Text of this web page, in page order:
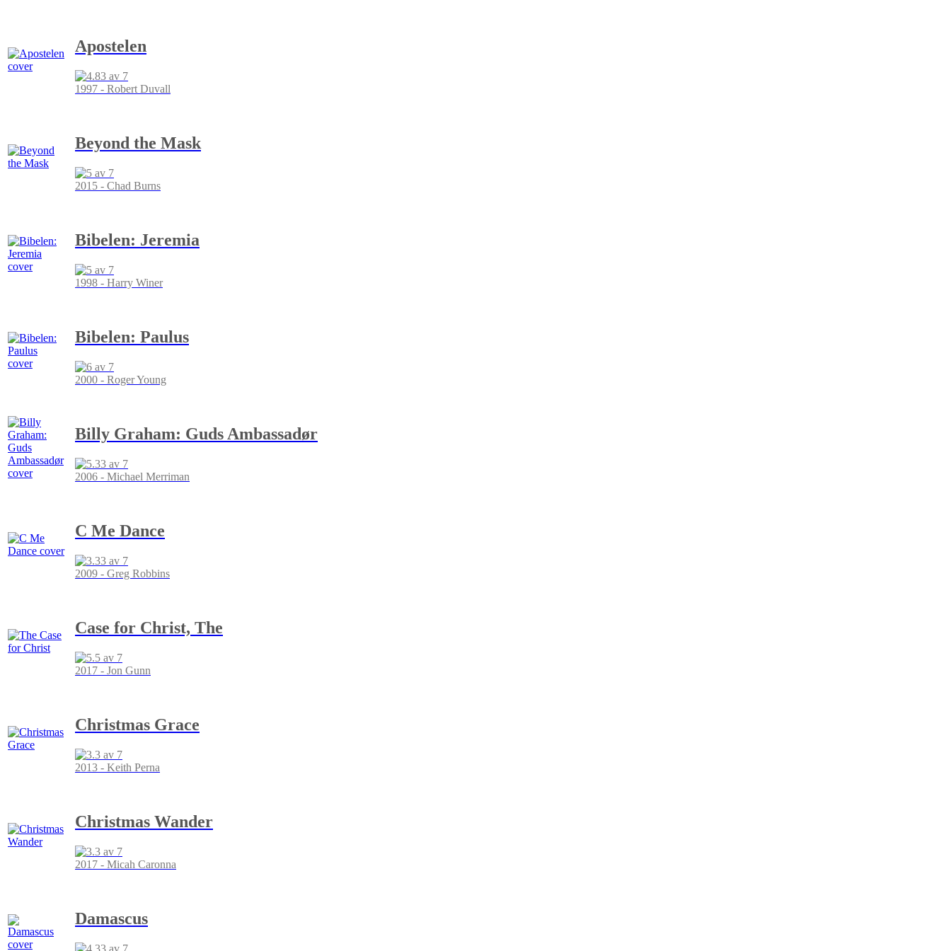
Apostelen
1997 - Robert Duvall
Beyond the Mask
2015 - Chad Burns
Bibelen: Jeremia
1998 - Harry Winer
Bibelen: Paulus
2000 - Roger Young
Billy Graham: Guds Ambassadør
2006 - Michael Merriman
C Me Dance
2009 - Greg Robbins
Case for Christ, The
2017 - Jon Gunn
Christmas Grace
2013 - Keith Perna
Christmas Wander
2017 - Micah Caronna
Damascus